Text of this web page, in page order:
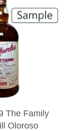
The Family
Oloroso